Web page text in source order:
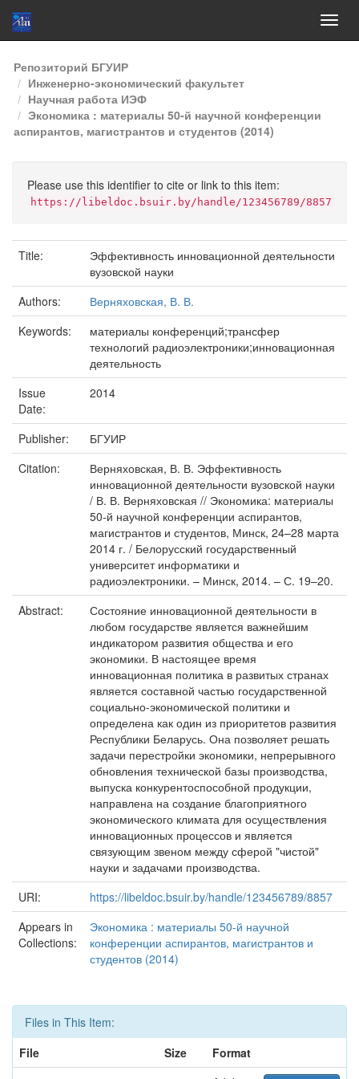
Skip
navigation
Репозиторий БГУИР
Инженерно-экономический факультет
Научная работа ИЭФ
Экономика : материалы 50-й научной конференции
аспирантов, магистрантов и студентов (2014)
Please use this identifier to cite or link to this item:
https://libeldoc.bsuir.by/handle/123456789/8857
Title:
Эффективность инновационной деятельности
вузовской науки
Authors:
Верняховская, В. В.
Keywords:
материалы конференций;трансфер
технологий радиоэлектроники;инновационная
деятельность
Issue
Date:
2014
Publisher:
БГУИР
Citation:
Верняховская, В. В. Эффективность
инновационной деятельности вузовской науки
/ В. В. Верняховская // Экономика: материалы
50-й научной конференции аспирантов,
магистрантов и студентов, Минск, 24–28 марта
2014 г. / Белорусский государственный
университет информатики и
радиоэлектроники. – Минск, 2014. – С. 19–20.
Abstract:
Состояние инновационной деятельности в
любом государстве является важнейшим
индикатором развития общества и его
экономики. В настоящее время
инновационная политика в развитых странах
является составной частью государственной
социально-экономической политики и
определена как один из приоритетов развития
Республики Беларусь. Она позволяет решать
задачи перестройки экономики, непрерывного
обновления технической базы производства,
выпуска конкурентоспособной продукции,
направлена на создание благоприятного
экономического климата для осуществления
инновационных процессов и является
связующим звеном между сферой "чистой"
науки и задачами производства.
URI:
https://libeldoc.bsuir.by/handle/123456789/8857
Appears in
Collections:
Экономика : материалы 50-й научной
конференции аспирантов, магистрантов и
студентов (2014)
Files in This Item:
File
Size
Format